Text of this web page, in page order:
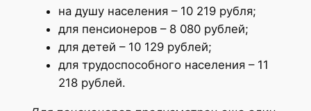
на душу населения – 10 219 рубля;
для пенсионеров – 8 080 рублей;
для детей – 10 129 рублей;
для трудоспособного населения – 11
218 рублей.